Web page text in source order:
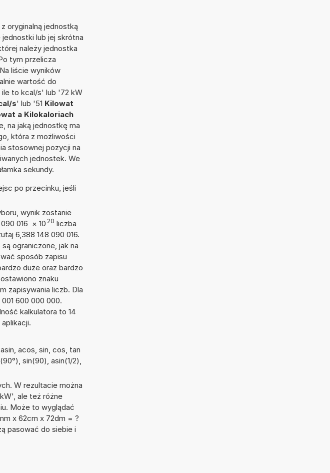
oryginalną jednostką
jednostki lub jej skrótna
należy jednostka
tym przelicza
liście wyników
wartość do
to kcal/s' lub '72 kW
s' lub '51 Kilowat
a Kilokaloriach
na jaką jednostkę ma
która z możliwości
stosownej pozycji na
jednostek. We
sekundy.
po przecinku, jeśli
wynik zostanie
016 × 10 20 liczba
6,388 148 090 016.
ograniczone, jak na
sposób zapisu
duże oraz bardzo
znaku
zapisywania liczb. Dla
600 000 000.
kalkulatora to 14
acos, sin, cos, tan
sin(90), asin(1/2),
W rezultacie można
ale też różne
Może to wyglądać
x 62cm x 72dm = ?
pasować do siebie i